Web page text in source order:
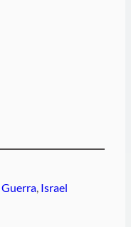
Guerra, Israel